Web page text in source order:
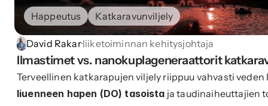
Happeutus Katkaravunviljely
David Rakar·liiketoiminnan kehitysjohtaja
Ilmastimet vs. nanokuplageneraattorit
Terveellinen katkarapujen viljely riippuu vahvasti veden
liuenneen hapen (DO) tasoista ja taudinaiheuttajien